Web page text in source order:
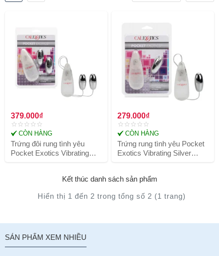
Best Amazon reviews
CÒN HÀNG
Trứng đôi rung tình yêu
Pocket Exotics Vibrating
379.000₫ Best Amazon reviews
CÒN HÀNG
Trứng rung tình yêu Pocket
Exotics Vibrating Silver
279.000₫
Kết thúc danh sách sản phẩm
Hiển thị 1 đến 2 trong tổng số 2 (1 trang)
SẢN PHẨM XEM NHIỀU